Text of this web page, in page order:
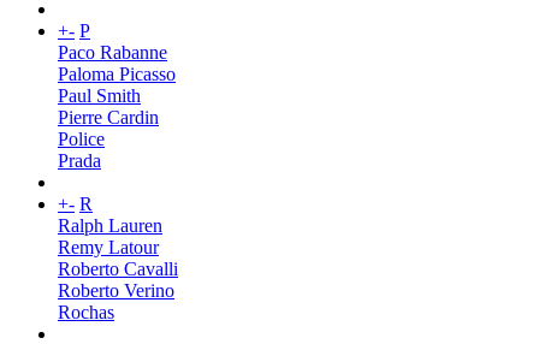
+- P
Paco Rabanne
Paloma Picasso
Paul Smith
Pierre Cardin
Police
Prada
+- R
Ralph Lauren
Remy Latour
Roberto Cavalli
Roberto Verino
Rochas